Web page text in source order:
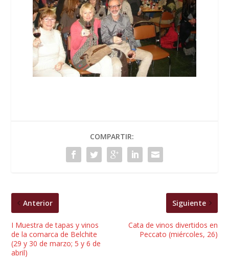
COMPARTIR:
Anterior
I Muestra de tapas y vinos
de la comarca de Belchite
(29 y 30 de marzo; 5 y 6 de
abril)
Siguiente
Cata de vinos divertidos en
Peccato (miércoles, 26)